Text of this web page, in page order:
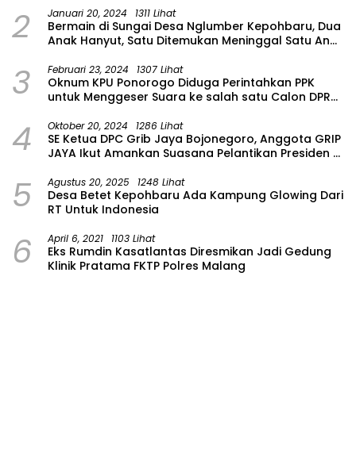
2 Januari 20, 2024 1311 Lihat
Bermain di Sungai Desa Nglumber Kepohbaru, Dua
Anak Hanyut, Satu Ditemukan Meninggal Satu Anak
3 Februari 23, 2024 1307 Lihat
Oknum KPU Ponorogo Diduga Perintahkan PPK
untuk Menggeser Suara ke salah satu Calon DPRD
4 Oktober 20, 2024 1286 Lihat
SE Ketua DPC Grib Jaya Bojonegoro, Anggota GRIP
JAYA Ikut Amankan Suasana Pelantikan Presiden di
5 Agustus 20, 2025 1248 Lihat
Desa Betet Kepohbaru Ada Kampung Glowing Dari
RT Untuk Indonesia
6 April 6, 2021 1103 Lihat
Eks Rumdin Kasatlantas Diresmikan Jadi Gedung
Klinik Pratama FKTP Polres Malang